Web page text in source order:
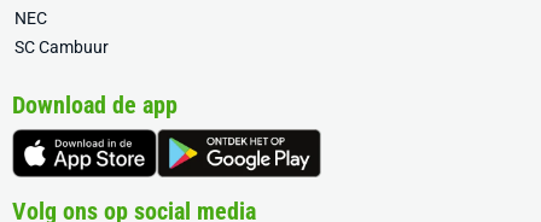
NEC
SC Cambuur
Download de app
Volg ons op social media